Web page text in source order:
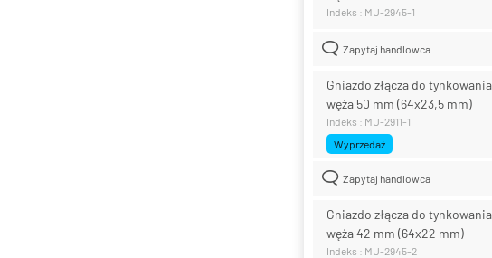
Indeks : MU-2945-1
Zapytaj handlowca
Gniazdo złącza do
węża 50 mm (64x23,5 mm)
Indeks : MU-2911-1
Wyprzedaż
Zapytaj handlowca
Gniazdo złącza do
węża 42 mm (64x22 mm)
Indeks : MU-2945-2